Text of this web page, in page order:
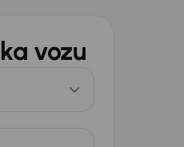
vozu